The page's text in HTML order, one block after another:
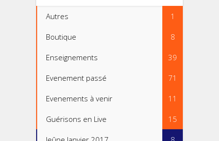
Autres 1
Boutique 8
Enseignements 39
Evenement passé 71
Evenements à venir 11
Guérisons en Live 15